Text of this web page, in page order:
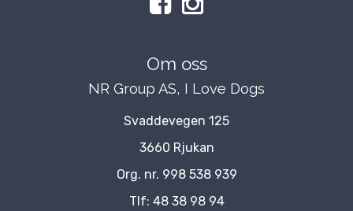
Om oss
NR Group AS, I Love Dogs
Svaddevegen 125
3660 Rjukan
Org. nr. 998 538 939
Tlf: 48 38 98 94